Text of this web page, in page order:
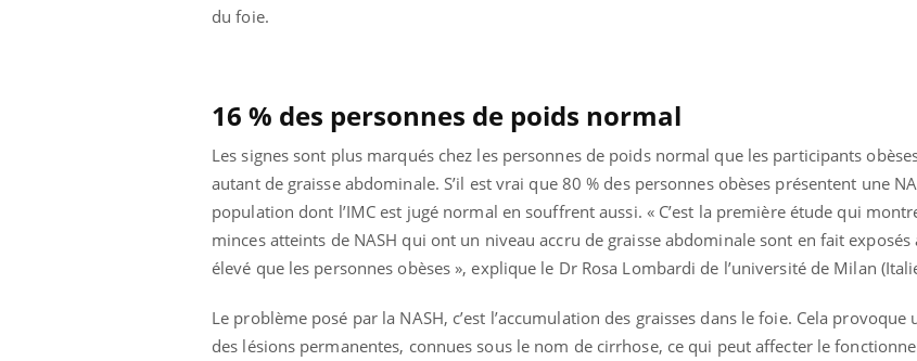
du foie.
16 % des personnes de poids normal
Les signes sont plus marqués chez les personnes de poids normal que les participants
autant de graisse abdominale. S’il est vrai que 80 % des personnes obèses présentent une
population dont l’IMC est jugé normal en souffrent aussi. « C’est la première étude qui
minces atteints de NASH qui ont un niveau accru de graisse abdominale sont en fait
élevé que les personnes obèses », explique le Dr Rosa Lombardi de l’université de Milan
Le problème posé par la NASH, c’est l’accumulation des graisses dans le foie. Cela
des lésions permanentes, connues sous le nom de cirrhose, ce qui peut affecter le